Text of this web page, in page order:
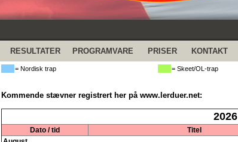
RESULTATER PROGRAMVARE PRISER KONTAKT
= Nordisk trap = Skeet/OL-trap
Kommende stævner registrert her på www.lerduer.net:
2026
Dato / tid Titel